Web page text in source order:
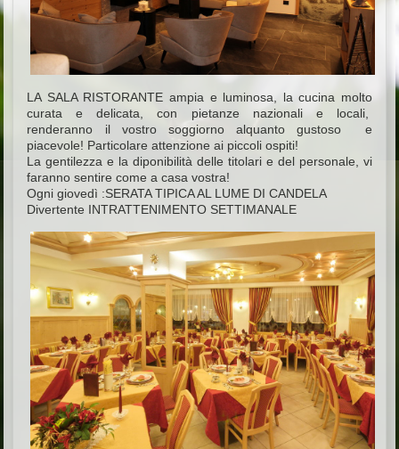
LA SALA RISTORANTE ampia e luminosa, la cucina molto
curata e delicata, con pietanze nazionali e locali,
renderanno il vostro soggiorno alquanto gustoso e
piacevole! Particolare attenzione ai piccoli ospiti!
La gentilezza e la diponibilità delle titolari e del personale, vi
faranno sentire come a casa vostra!
Ogni giovedì :SERATA TIPICA AL LUME DI CANDELA
Divertente INTRATTENIMENTO SETTIMANALE